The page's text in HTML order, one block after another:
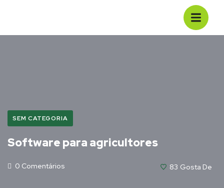
SEM CATEGORIA
Software para agricultores
0 Comentários 83 Gosta De